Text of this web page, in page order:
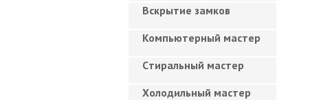
Вскрытие замков
Компьютерный мастер
Cтиральный мастер
Холодильный мастер